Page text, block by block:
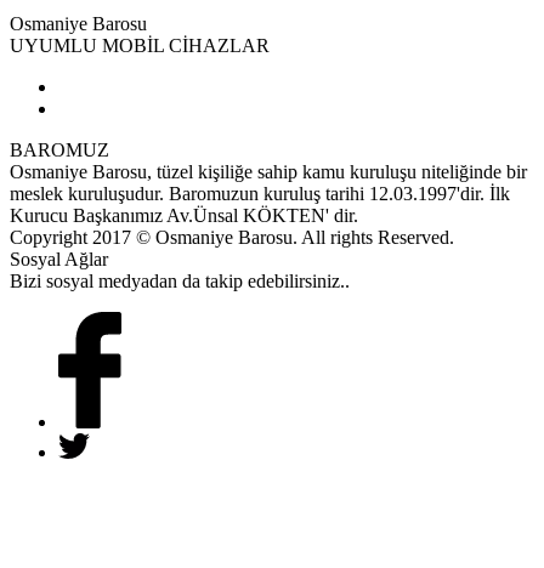
Osmaniye Barosu
UYUMLU MOBİL CİHAZLAR
BAROMUZ
Osmaniye Barosu, tüzel kişiliğe sahip kamu kuruluşu niteliğinde bir
meslek kuruluşudur. Baromuzun kuruluş tarihi 12.03.1997'dir. İlk
Kurucu Başkanımız Av.Ünsal KÖKTEN' dir.
Copyright 2017 © Osmaniye Barosu. All rights Reserved.
Sosyal Ağlar
Bizi sosyal medyadan da takip edebilirsiniz..